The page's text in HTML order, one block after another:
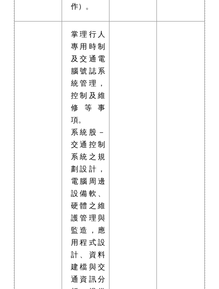
作）。
掌理行人
專用時制
及交通電
腦號誌系
統管理，
控制及維
修等事
項。
系統股－
交通控制
系統之規
劃設計，
電腦周邊
設備軟、
硬體之維
護管理與
監造，應
用程式設
計、資料
建檔與交
通資訊分